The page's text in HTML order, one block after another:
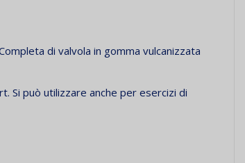
di valvola in gomma vulcanizzata
Si può utilizzare anche per esercizi di